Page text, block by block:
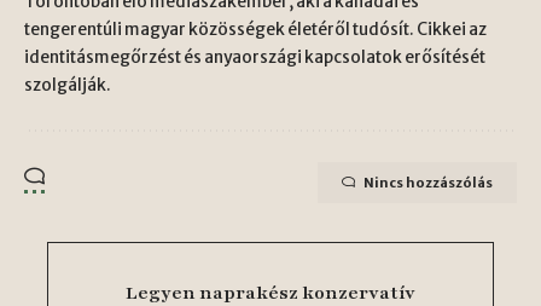
tengerentúli magyar közösségek életéről tudósít. Cikkei az
identitásmegőrzést és anyaországi kapcsolatok erősítését
szolgálják.
Nincs hozzászólás
Legyen naprakész konzervatív